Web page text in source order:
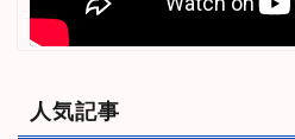
人気記事